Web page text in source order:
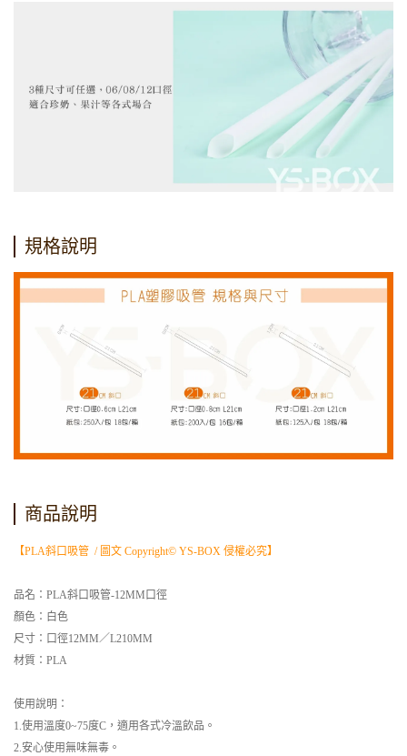
規格說明
商品說明
【PLA斜口吸管 / 圖文 Copyright© YS-BOX 侵權必究】
品名：PLA斜口吸管-12MM口徑
顏色：白色
尺寸：口徑12MM／L210MM
材質：PLA
使用說明：
1.使用溫度0~75度C，適用各式冷溫飲品。
2.安心使用無味無毒。